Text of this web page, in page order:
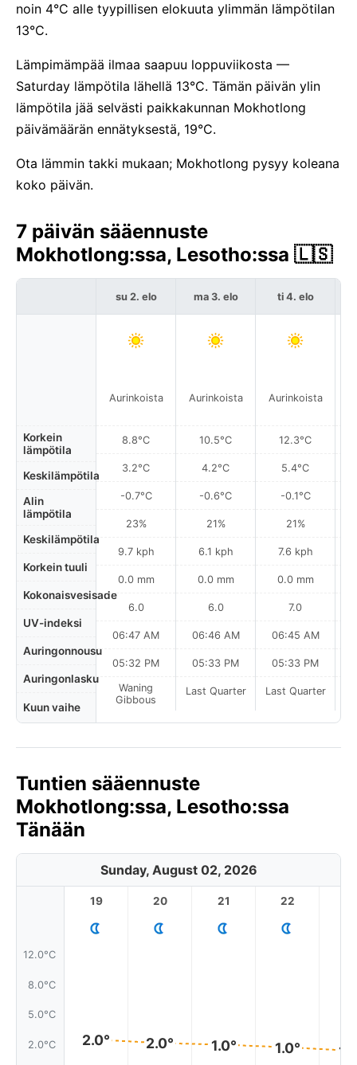
noin 4°C alle tyypillisen elokuuta ylimmän lämpötilan
13°C.
Lämpimämpää ilmaa saapuu loppuviikosta —
Saturday lämpötila lähellä 13°C. Tämän päivän ylin
lämpötila jää selvästi paikkakunnan Mokhotlong
päivämäärän ennätyksestä, 19°C.
Ota lämmin takki mukaan; Mokhotlong pysyy koleana
koko päivän.
7 päivän sääennuste
Mokhotlong:ssa, Lesotho:ssa 🇱🇸
Korkein
lämpötila
Keskilämpötila
Alin
lämpötila
Keskilämpötila
Korkein tuuli
Kokonaisvesisade
UV-indeksi
Auringonnousu
Auringonlasku
Kuun vaihe
su 2. elo
Aurinkoista
8.8°C
3.2°C
-0.7°C
23%
9.7 kph
0.0 mm
6.0
06:47 AM
05:32 PM
Waning
Gibbous
ma 3. elo
Aurinkoista
10.5°C
4.2°C
-0.6°C
21%
6.1 kph
0.0 mm
6.0
06:46 AM
05:33 PM
Last Quarter
ti 4. elo
Aurinkoista
12.3°C
5.4°C
-0.1°C
21%
7.6 kph
0.0 mm
7.0
06:45 AM
05:33 PM
Last Quarter
Tuntien sääennuste
Mokhotlong:ssa, Lesotho:ssa
Tänään
Sunday, August 02, 2026
12.0°C
8.0°C
5.0°C
2.0°C
19
2.0°
20
2.0°
21
1.0°
22
1.0°